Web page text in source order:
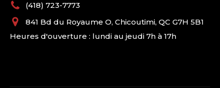
(418) 723-7773
841 Bd du Royaume O, Chicoutimi, QC G7H 5B1
Heures d'ouverture : lundi au jeudi 7h à 17h